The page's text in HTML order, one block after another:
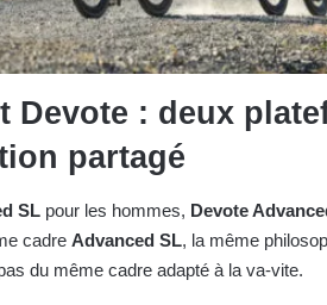
Devote : deux
partagé
SL pour les hommes, Devote
cadre Advanced SL, la même
du même cadre adapté à la va-vite.